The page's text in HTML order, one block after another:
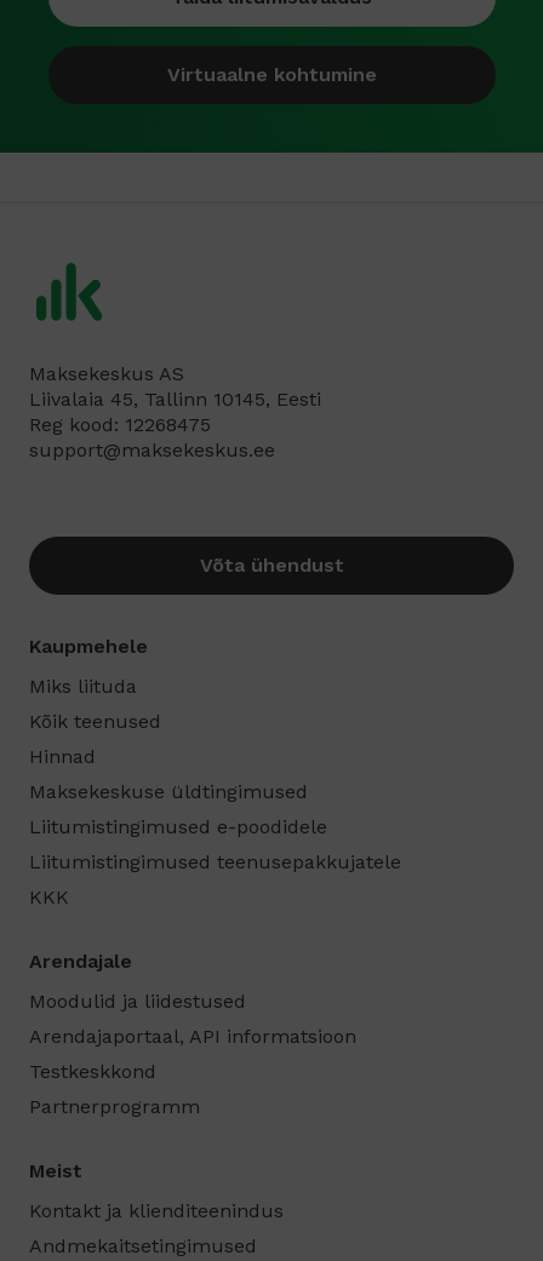
Virtuaalne kohtumine
Maksekeskus AS
Liivalaia 45, Tallinn 10145, Eesti
Reg kood: 12268475
support@maksekeskus.ee
Võta ühendust
Kaupmehele
Miks liituda
Kõik teenused
Hinnad
Maksekeskuse üldtingimused
Liitumistingimused e-poodidele
Liitumistingimused teenusepakkujatele
KKK
Arendajale
Moodulid ja liidestused
Arendajaportaal, API informatsioon
Testkeskkond
Partnerprogramm
Meist
Kontakt ja klienditeenindus
Andmekaitsetingimused